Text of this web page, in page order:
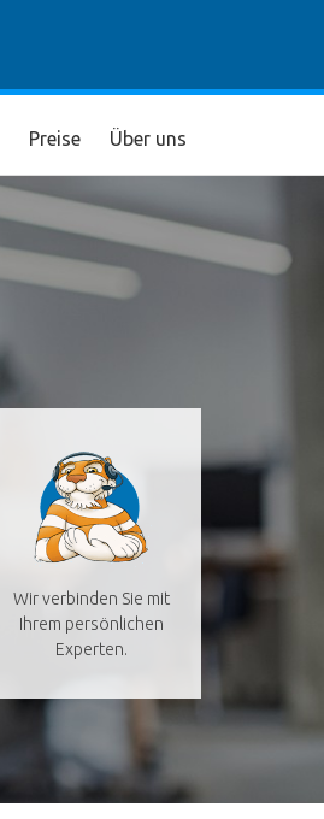
Preise Über uns
Wir verbinden Sie mit
Ihrem persönlichen
Experten.